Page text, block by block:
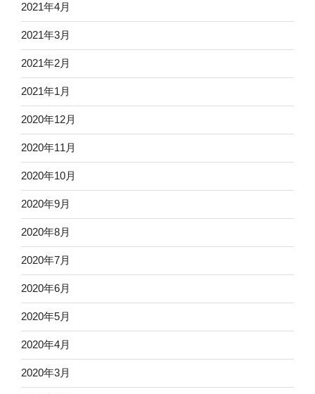
2021年4月
2021年3月
2021年2月
2021年1月
2020年12月
2020年11月
2020年10月
2020年9月
2020年8月
2020年7月
2020年6月
2020年5月
2020年4月
2020年3月